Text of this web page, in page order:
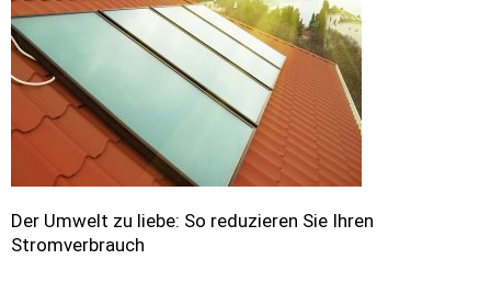
Der Umwelt zu liebe: So reduzieren Sie Ihren
Stromverbrauch